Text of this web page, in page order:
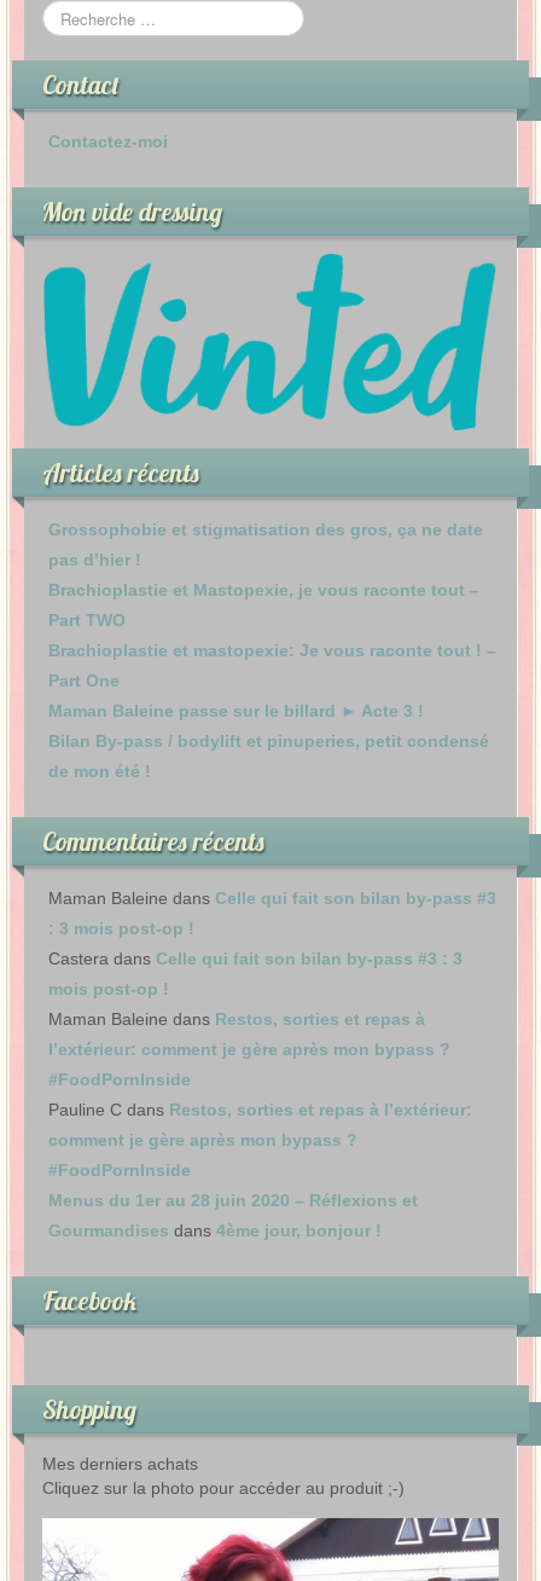
Contact
Contactez-moi
Mon vide dressing
Articles récents
Grossophobie et stigmatisation des gros, ça ne date
pas d’hier !
Brachioplastie et Mastopexie, je vous raconte tout –
Part TWO
Brachioplastie et mastopexie: Je vous raconte tout ! –
Part One
Maman Baleine passe sur le billard ► Acte 3 !
Bilan By-pass / bodylift et pinuperies, petit condensé
de mon été !
Commentaires récents
Maman Baleine dans Celle qui fait son bilan by-pass #3
: 3 mois post-op !
Castera dans Celle qui fait son bilan by-pass #3 : 3
mois post-op !
Maman Baleine dans Restos, sorties et repas à
l’extérieur: comment je gère après mon bypass ?
#FoodPornInside
Pauline C dans Restos, sorties et repas à l’extérieur:
comment je gère après mon bypass ?
#FoodPornInside
Menus du 1er au 28 juin 2020 – Réflexions et
Gourmandises dans 4ème jour, bonjour !
Facebook
Shopping
Mes derniers achats
Cliquez sur la photo pour accéder au produit ;-)